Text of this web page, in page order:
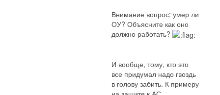
Внимание вопрос: умер ли
ОУ? Объясните как оно
должно работать?
И вообще, тому, кто это
все придумал надо гвоздь
в голову забить. К примеру